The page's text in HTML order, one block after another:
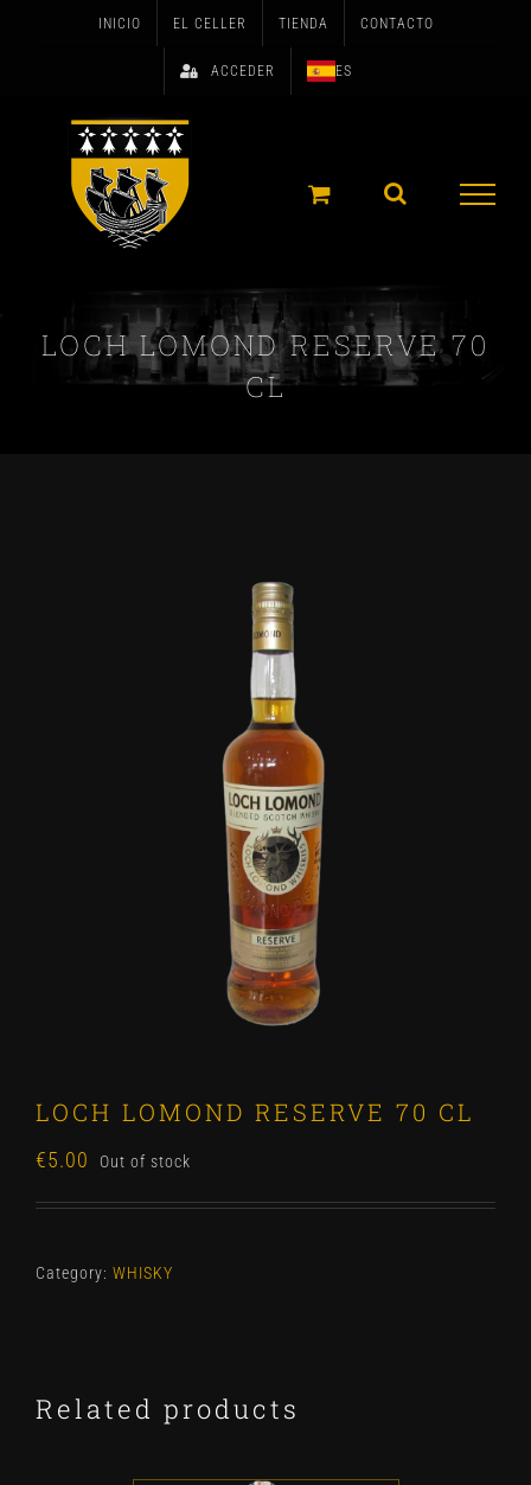
INICIO EL CELLER TIENDA CONTACTO
ACCEDER ES
LOCH LOMOND RESERVE 70
CL
LOCH LOMOND RESERVE 70 CL
€5.00 Out of stock
Category: WHISKY
Related products